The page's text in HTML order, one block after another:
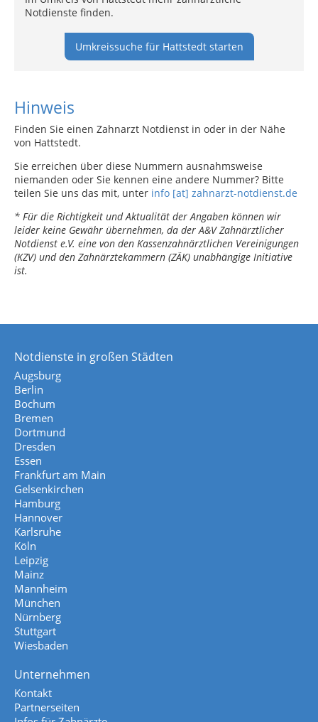
Notdienste finden.
Umkreissuche für Hattstedt starten
Hinweis
Finden Sie einen Zahnarzt Notdienst in oder in der Nähe
von Hattstedt.
Sie erreichen über diese Nummern ausnahmsweise
niemanden oder Sie kennen eine andere Nummer? Bitte
teilen Sie uns das mit, unter info [at] zahnarzt-notdienst.de
* Für die Richtigkeit und Aktualität der Angaben können wir
leider keine Gewähr übernehmen, da der A&V Zahnärztlicher
Notdienst e.V. eine von den Kassenzahnärztlichen Vereinigungen
(KZV) und den Zahnärztekammern (ZÄK) unabhängige Initiative
ist.
Notdienste in großen Städten
Augsburg
Berlin
Bochum
Bremen
Dortmund
Dresden
Essen
Frankfurt am Main
Gelsenkirchen
Hamburg
Hannover
Karlsruhe
Köln
Leipzig
Mainz
Mannheim
München
Nürnberg
Stuttgart
Wiesbaden
Unternehmen
Kontakt
Partnerseiten